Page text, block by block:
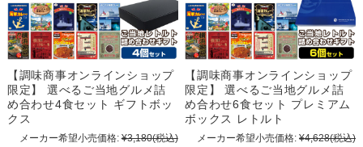
【調味商事オンラインショップ
限定】 選べるご当地グルメ詰
め合わせ4食セット ギフトボッ
クス
メーカー希望小売価格: ¥3,180(税込)
【調味商事オンラインショップ
限定】 選べるご当地グルメ詰
め合わせ6食セット プレミアム
ボックス レトルト
メーカー希望小売価格: ¥4,628(税込)